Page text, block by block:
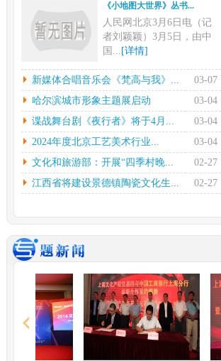
《小地图大世界》丛书...
人民网北京3月6日电（记
者刘颖颖）3月5日，由中
国... [详情]
新媒体合唱音乐会《梵...
中新网上海3月6日电在指
挥彼得•迪克斯特拉的率领
下...[详情]
哈尔滨城市形象主题展...
光明日报北京2月27日电
（记者鲁元珍、张斐晔）2
7... [详情]
由北京反掌娱乐文化有限
2024年度北京工艺...
中新网北京3月3日电(记者
应妮)从“冰墩墩”到“兔...
[详
情]
新媒体合唱音乐会《梵高与我》... 03-07
哈尔滨城市形象主题展启动
03-04
谍战舞台剧《夜行者》将于4月...
03-04
2024年度北京工艺美术行业...
03-04
文化和旅游部：开展“四季村晚...
02-27
江西省将建设景德镇陶瓷文化生...
02-27